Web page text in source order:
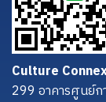
Culture
299 อาคารศูนย์ก